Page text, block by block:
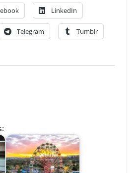
LinkedIn
Telegram Tumblr